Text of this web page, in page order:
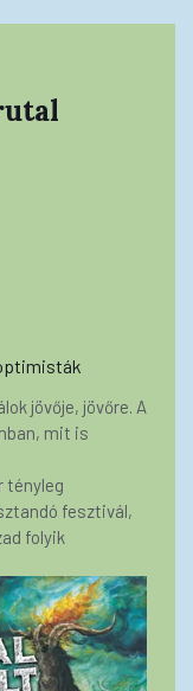
jövője, jövőre. A
mit is
tényleg
fesztivál,
folyik